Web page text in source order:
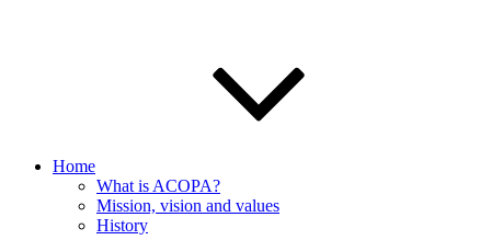
Home
What is ACOPA?
Mission, vision and values
History